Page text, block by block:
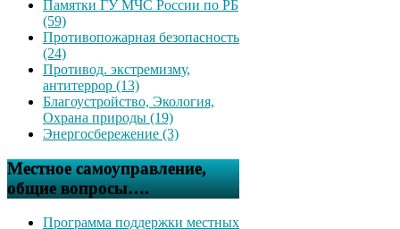
Памятки ГУ МЧС России по РБ
(59)
Противопожарная безопасность
(24)
Противод. экстремизму,
антитеррор (13)
Благоустройство, Экология,
Охрана природы (19)
Энергосбережение (3)
Местное самоуправление,
общие вопросы….
Программа поддержки местных